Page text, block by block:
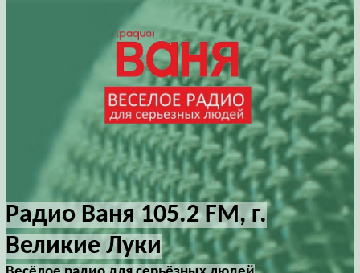
Радио Ваня 105.2 FM, г.
Великие Луки